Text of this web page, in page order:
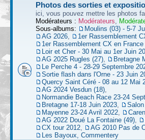
Photos des sorties et
ici, vous pouvez mettre les photos
Modérateurs : Modérateurs,
Sous-albums:
Moulins (03) - 5-7
AG 2026,
1er Rassemblement
1er Rassemblement CX en
Loir et Cher - 30 Mai au 1er Juin
AG 2025 Rugles (27), Bretagne
Le Perche 4 - 28-29 Septembre
Sortie flash dans l'Orne - 23 Juin
Quercy Saint Céré - 08 au 12 Mai
AG 2024 Vesdun (18),
Normandie Beach Race 23-24
Bretagne 17-18 Juin 2023,
Mayenne 23-24 Avril 2022,
AG 2022 Doué La Fontaine (49),
CX tour 2012, AG 2010 Pas de
Les Bayoux, Commentery